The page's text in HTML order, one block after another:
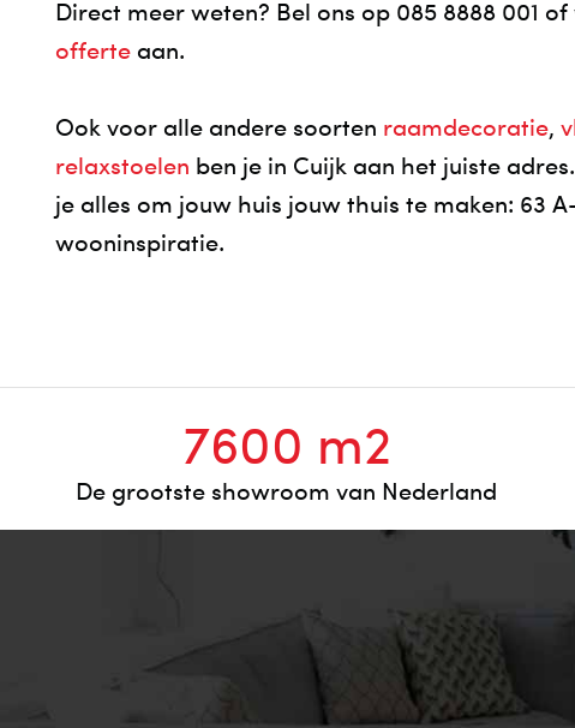
Direct meer weten? Bel ons op 085 8888 001
offerte aan.
Ook voor alle andere soorten raamdecoratie,
relaxstoelen ben je in Cuijk aan het juiste
je alles om jouw huis jouw thuis te maken: 63
wooninspiratie.
7600 m2
De grootste showroom van Nederland